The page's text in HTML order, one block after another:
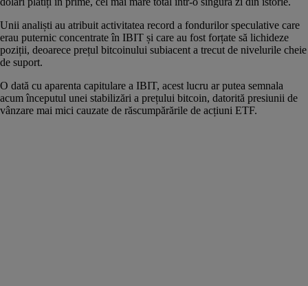
Unii analiști au atribuit activitatea record a fondurilor speculative care
erau puternic concentrate în IBIT și care au fost forțate să lichideze
poziții, deoarece prețul bitcoinului subiacent a trecut de nivelurile cheie
de suport.
O dată cu aparenta capitulare a IBIT, acest lucru ar putea semnala
acum începutul unei stabilizări a prețului bitcoin, datorită presiunii de
vânzare mai mici cauzate de răscumpărările de acțiuni ETF.